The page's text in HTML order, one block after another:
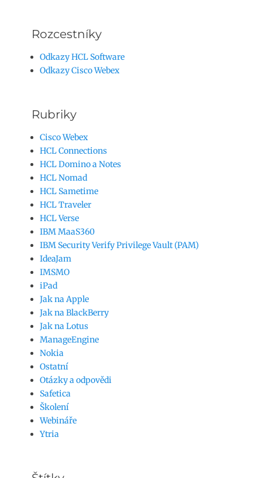
Rozcestníky
Odkazy HCL Software
Odkazy Cisco Webex
Rubriky
Cisco Webex
HCL Connections
HCL Domino a Notes
HCL Nomad
HCL Sametime
HCL Traveler
HCL Verse
IBM MaaS360
IBM Security Verify Privilege Vault (PAM)
IdeaJam
IMSMO
iPad
Jak na Apple
Jak na BlackBerry
Jak na Lotus
ManageEngine
Nokia
Ostatní
Otázky a odpovědi
Safetica
Školení
Webináře
Ytria